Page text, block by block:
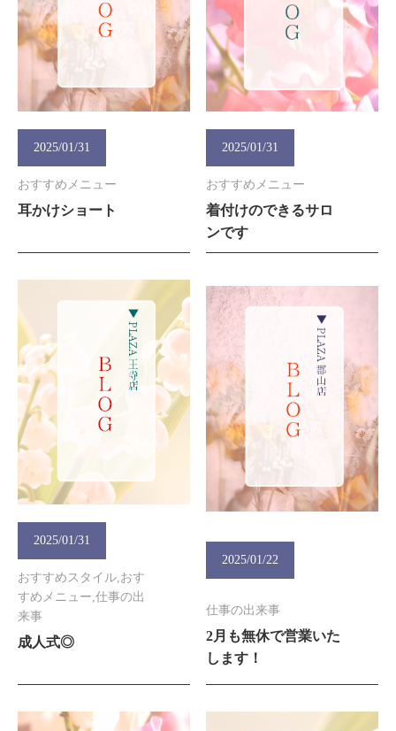
2025/01/31
おすすめメニュー
耳かけショート
2025/01/31
おすすめメニュー
着付けのできるサロ
ンです
2025/01/31
おすすめスタイル,おす
すめメニュー,仕事の出
来事
成人式◎
2025/01/22
仕事の出来事
2月も無休で営業いた
します！